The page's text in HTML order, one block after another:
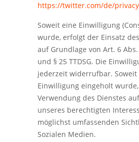
https://twitter.com/de/privacy
Soweit eine Einwilligung
wurde, erfolgt der Einsatz
auf Grundlage von Art. 6 Abs.
und § 25 TTDSG. Die
jederzeit widerrufbar. Soweit
Einwilligung eingeholt
Verwendung des Dienstes
unseres berechtigten
möglichst umfassenden
Sozialen Medien.